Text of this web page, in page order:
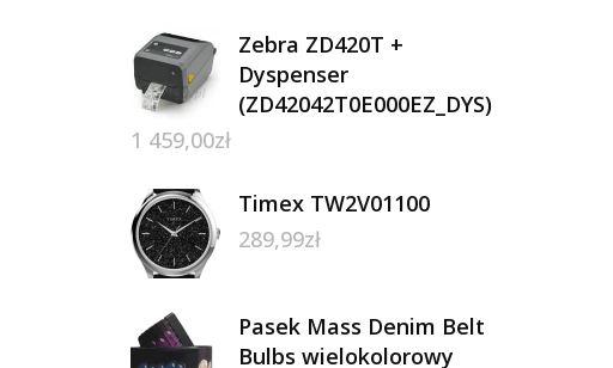
Zebra ZD420T +
Dyspenser
(ZD42042T0E000EZ_DYS)
1 459,00zł
Timex TW2V01100
289,99zł
Pasek Mass Denim Belt
Bulbs wielokolorowy